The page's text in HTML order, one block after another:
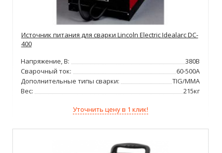
Источник питания для сварки Lincoln Electric Idealarc DC-
400
Напряжение, В:
380В
Сварочный ток:
60-500А
Дополнительные типы сварки:
TIG/MMA
Вес:
215кг
Уточнить цену в 1 клик!